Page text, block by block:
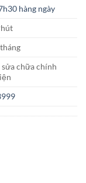
hàng ngày
sửa chữa chính